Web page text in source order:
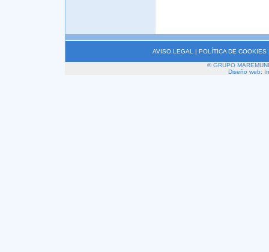
AVISO LEGAL | POLÍTICA DE COOKIES
© GRUPO
Diseño web: